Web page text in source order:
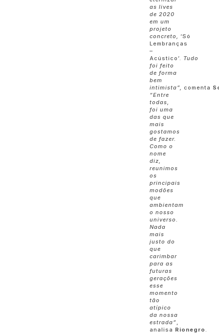
as lives
de 2020
em um
projeto
concreto, ‘Só
Lembranças
–
Acústico’. Tudo
foi feito
de forma
bem
intimista”, comenta
“Entre
todas,
foi uma
das que
mais
gostamos
de fazer.
Como o
nome
diz,
reunimos
os
principais
modões
que
ambientam
o nosso
universo.
Nada
mais
justo do
que
carimbar
para as
futuras
gerações
esse
momento
tão
atípico
da nossa
estrada”,
analisa Rionegro .